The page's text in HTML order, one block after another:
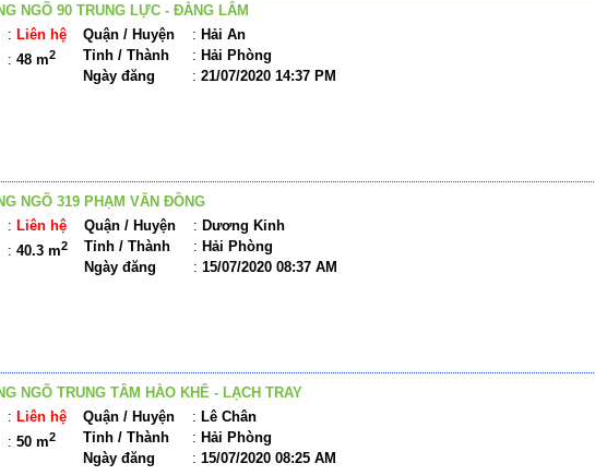
NGÕ 90 TRUNG LỰC - ĐẰNG LÂM
: Liên hệ
: 48 m2
Quận / Huyện : Hải An
Tỉnh / Thành
: Hải Phòng
Ngày đăng
: 21/07/2020 14:37 PM
NGÕ 319 PHẠM VĂN ĐỒNG
: Liên hệ
: 40.3 m2
Quận / Huyện : Dương Kinh
Tỉnh / Thành
: Hải Phòng
Ngày đăng
: 15/07/2020 08:37 AM
NGÕ TRUNG TÂM HÀO KHÊ - LẠCH TRAY
: Liên hệ
: 50 m2
Quận / Huyện : Lê Chân
Tỉnh / Thành
: Hải Phòng
Ngày đăng
: 15/07/2020 08:25 AM